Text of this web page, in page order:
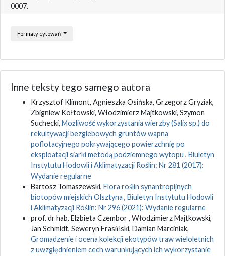
0007.
Formaty cytowań
Inne teksty tego samego autora
Krzysztof Klimont, Agnieszka Osińska, Grzegorz Gryziak,
Zbigniew Kołtowski, Włodzimierz Majtkowski, Szymon
Suchecki, Możliwość wykorzystania wierzby (Salix sp.) do
rekultywacji bezglebowych gruntów wapna
poflotacyjnego pokrywającego powierzchnię po
eksploatacji siarki metodą podziemnego wytopu , Biuletyn
Instytutu Hodowli i Aklimatyzacji Roślin: Nr 281 (2017):
Wydanie regularne
Bartosz Tomaszewski, Flora roślin synantropijnych
biotopów miejskich Olsztyna , Biuletyn Instytutu Hodowli
i Aklimatyzacji Roślin: Nr 296 (2021): Wydanie regularne
prof. dr hab. Elżbieta Czembor , Włodzimierz Majtkowski,
Jan Schmidt, Seweryn Frasiński, Damian Marciniak,
Gromadzenie i ocena kolekcji ekotypów traw wieloletnich
z uwzględnieniem cech warunkujących ich wykorzystanie